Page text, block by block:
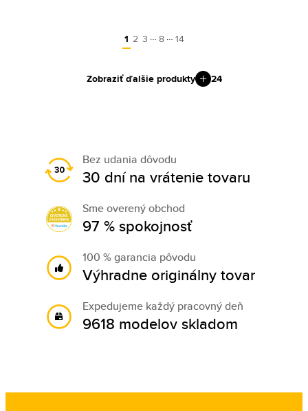
1 2 3 … 8 … 14
Zobraziť ďalšie produkty 24
Bez udania dôvodu
30 dní na vrátenie tovaru
Sme overený obchod
97 % spokojnosť
100 % garancia pôvodu
Výhradne originálny tovar
Expedujeme každý pracovný deň
9618 modelov skladom